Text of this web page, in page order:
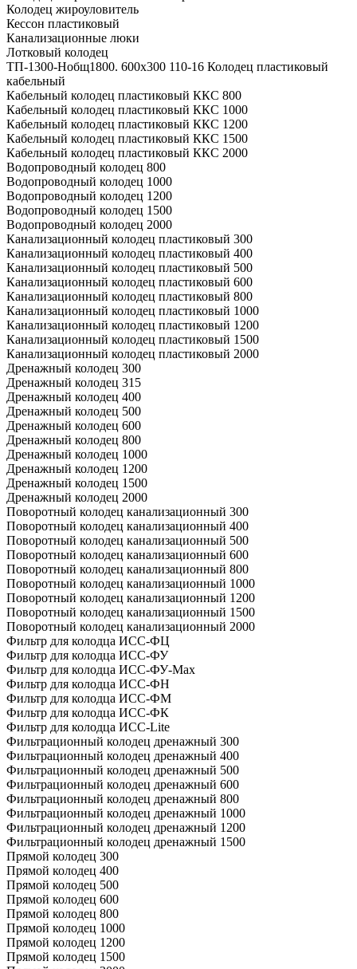
Колодец жироуловитель
Кессон пластиковый
Канализационные люки
Лотковый колодец
ТП-1300-Hобщ1800. 600х300 110-16 Колодец пластиковый
кабельный
Кабельный колодец пластиковый ККС 800
Кабельный колодец пластиковый ККС 1000
Кабельный колодец пластиковый ККС 1200
Кабельный колодец пластиковый ККС 1500
Кабельный колодец пластиковый ККС 2000
Водопроводный колодец 800
Водопроводный колодец 1000
Водопроводный колодец 1200
Водопроводный колодец 1500
Водопроводный колодец 2000
Канализационный колодец пластиковый 300
Канализационный колодец пластиковый 400
Канализационный колодец пластиковый 500
Канализационный колодец пластиковый 600
Канализационный колодец пластиковый 800
Канализационный колодец пластиковый 1000
Канализационный колодец пластиковый 1200
Канализационный колодец пластиковый 1500
Канализационный колодец пластиковый 2000
Дренажный колодец 300
Дренажный колодец 315
Дренажный колодец 400
Дренажный колодец 500
Дренажный колодец 600
Дренажный колодец 800
Дренажный колодец 1000
Дренажный колодец 1200
Дренажный колодец 1500
Дренажный колодец 2000
Поворотный колодец канализационный 300
Поворотный колодец канализационный 400
Поворотный колодец канализационный 500
Поворотный колодец канализационный 600
Поворотный колодец канализационный 800
Поворотный колодец канализационный 1000
Поворотный колодец канализационный 1200
Поворотный колодец канализационный 1500
Поворотный колодец канализационный 2000
Фильтр для колодца ИСС-ФЦ
Фильтр для колодца ИСС-ФУ
Фильтр для колодца ИСС-ФУ-Мах
Фильтр для колодца ИСС-ФН
Фильтр для колодца ИСС-ФМ
Фильтр для колодца ИСС-ФК
Фильтр для колодца ИСС-Lite
Фильтрационный колодец дренажный 300
Фильтрационный колодец дренажный 400
Фильтрационный колодец дренажный 500
Фильтрационный колодец дренажный 600
Фильтрационный колодец дренажный 800
Фильтрационный колодец дренажный 1000
Фильтрационный колодец дренажный 1200
Фильтрационный колодец дренажный 1500
Прямой колодец 300
Прямой колодец 400
Прямой колодец 500
Прямой колодец 600
Прямой колодец 800
Прямой колодец 1000
Прямой колодец 1200
Прямой колодец 1500